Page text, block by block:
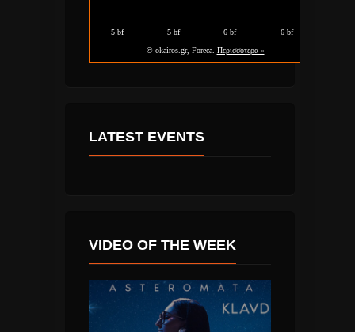
LATEST EVENTS
VIDEO OF THE WEEK